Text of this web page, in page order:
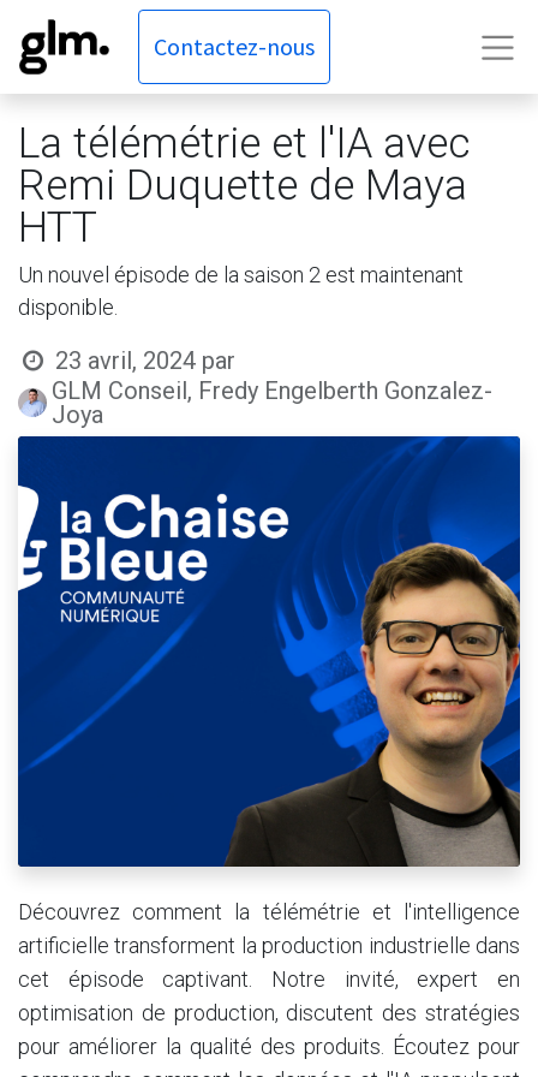
Contactez-nous
La télémétrie et l'IA avec
Remi Duquette de Maya
HTT
Un nouvel épisode de la saison 2 est maintenant
disponible.
23 avril, 2024 par
GLM Conseil, Fredy Engelberth Gonzalez-
Joya
Découvrez comment la télémétrie et l'intelligence
artificielle transforment la production industrielle dans
cet épisode captivant. Notre invité, expert en
optimisation de production, discutent des stratégies
pour améliorer la qualité des produits. Écoutez pour